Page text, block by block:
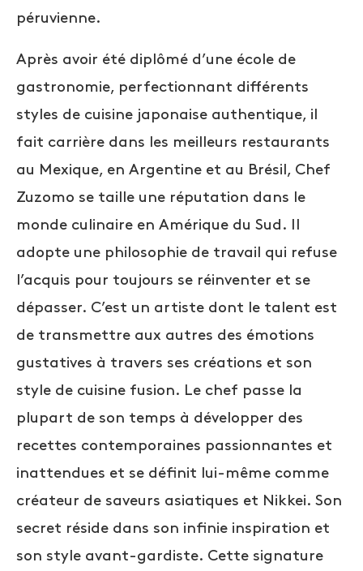
péruvienne.
Après avoir été diplômé d’une école de
gastronomie, perfectionnant différents
styles de cuisine japonaise authentique, il
fait carrière dans les meilleurs restaurants
au Mexique, en Argentine et au Brésil, Chef
Zuzomo se taille une réputation dans le
monde culinaire en Amérique du Sud. Il
adopte une philosophie de travail qui refuse
l’acquis pour toujours se réinventer et se
dépasser. C’est un artiste dont le talent est
de transmettre aux autres des émotions
gustatives à travers ses créations et son
style de cuisine fusion. Le chef passe la
plupart de son temps à développer des
recettes contemporaines passionnantes et
inattendues et se définit lui-même comme
créateur de saveurs asiatiques et Nikkei. Son
secret réside dans son infinie inspiration et
son style avant-gardiste. Cette signature